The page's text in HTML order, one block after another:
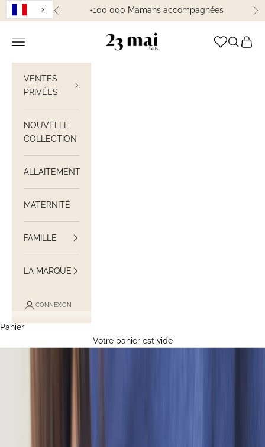
Passer au contenu
Précédent+100 000 Mamans accompagnées
23 Mai Paris
Ouvrir la navigation Ouvrir la
Voir
VENTES
PRIVÉES
NOUVELLE
COLLECTION
ALLAITEMENT
MATERNITÉ
FAMILLE
LA MARQUE
CONNEXION
Panier
Votre panier est vide